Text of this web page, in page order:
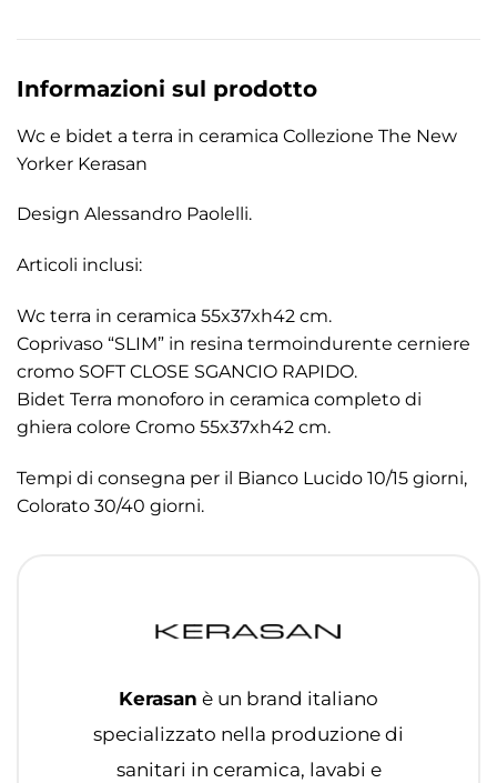
Informazioni sul prodotto
Wc e bidet a terra in ceramica Collezione The New
Yorker Kerasan
Design Alessandro Paolelli.
Articoli inclusi:
Wc terra in ceramica 55x37xh42 cm.
Coprivaso “SLIM” in resina termoindurente cerniere
cromo SOFT CLOSE SGANCIO RAPIDO.
Bidet Terra monoforo in ceramica completo di
ghiera colore Cromo 55x37xh42 cm.
Tempi di consegna per il Bianco Lucido 10/15 giorni,
Colorato 30/40 giorni.
Kerasan è un brand italiano
specializzato nella produzione di
sanitari in ceramica, lavabi e